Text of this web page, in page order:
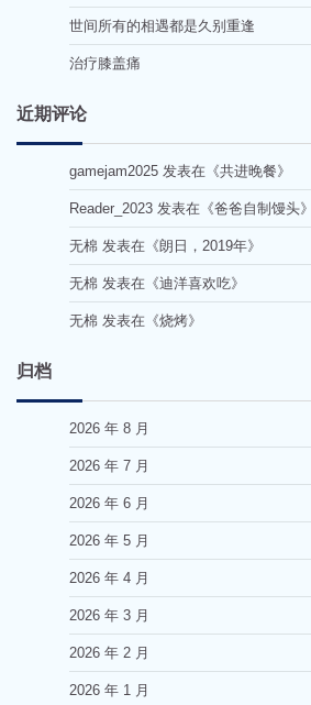
世间所有的相遇都是久别重逢
治疗膝盖痛
近期评论
gamejam2025 发表在《共进晚餐》
Reader_2023 发表在《爸爸自制馒头》
无棉 发表在《朗日，2019年》
无棉 发表在《迪洋喜欢吃》
无棉 发表在《烧烤》
归档
2026 年 8 月
2026 年 7 月
2026 年 6 月
2026 年 5 月
2026 年 4 月
2026 年 3 月
2026 年 2 月
2026 年 1 月